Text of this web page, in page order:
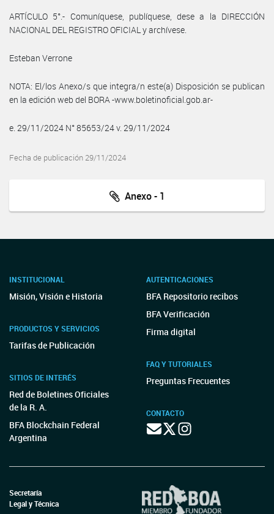
ARTÍCULO 5°.- Comuníquese, publíquese, dese a la DIRECCIÓN
NACIONAL DEL REGISTRO OFICIAL y archívese.
Esteban Verrone
NOTA: El/los Anexo/s que integra/n este(a) Disposición se publican
en la edición web del BORA -www.boletinoficial.gob.ar-
e. 29/11/2024 N° 85653/24 v. 29/11/2024
Fecha de publicación 29/11/2024
Anexo - 1
INSTITUCIONAL
Misión, Visión e Historia
PRODUCTOS Y SERVICIOS
Tarifas de Publicación
SITIOS DE INTERÉS
Red de Boletines Oficiales
de la R. A.
BFA Blockchain Federal
Argentina
AUTENTICACIONES
BFA Repositorio recibos
BFA Verificación
Firma digital
FAQ Y TUTORIALES
Preguntas Frecuentes
CONTACTO
Secretaría
Legal y Técnica